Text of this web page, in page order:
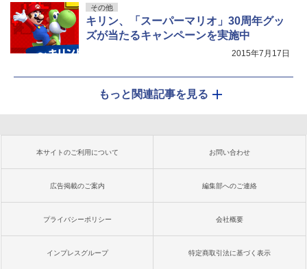
その他
キリン、「スーパーマリオ」30周年グッ
ズが当たるキャンペーンを実施中
2015年7月17日
もっと関連記事を見る
本サイトのご利用について お問い合わせ
広告掲載のご案内 編集部へのご連絡
プライバシーポリシー 会社概要
インプレスグループ 特定商取引法に基づく表示